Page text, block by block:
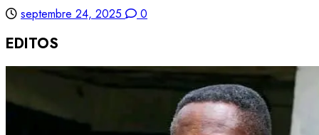
septembre 24, 2025 0
EDITOS